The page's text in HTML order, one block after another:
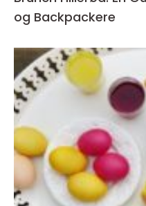
og Backpackere